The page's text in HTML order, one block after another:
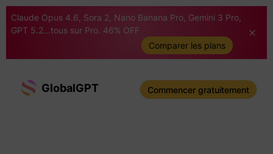
Claude Opus 4.6, Sora 2, Nano Banana Pro, Gemini 3 Pro,
GPT 5.2...tous sur Pro. 46% OFF
Comparer les plans
GlobalGPT Commencer gratuitement